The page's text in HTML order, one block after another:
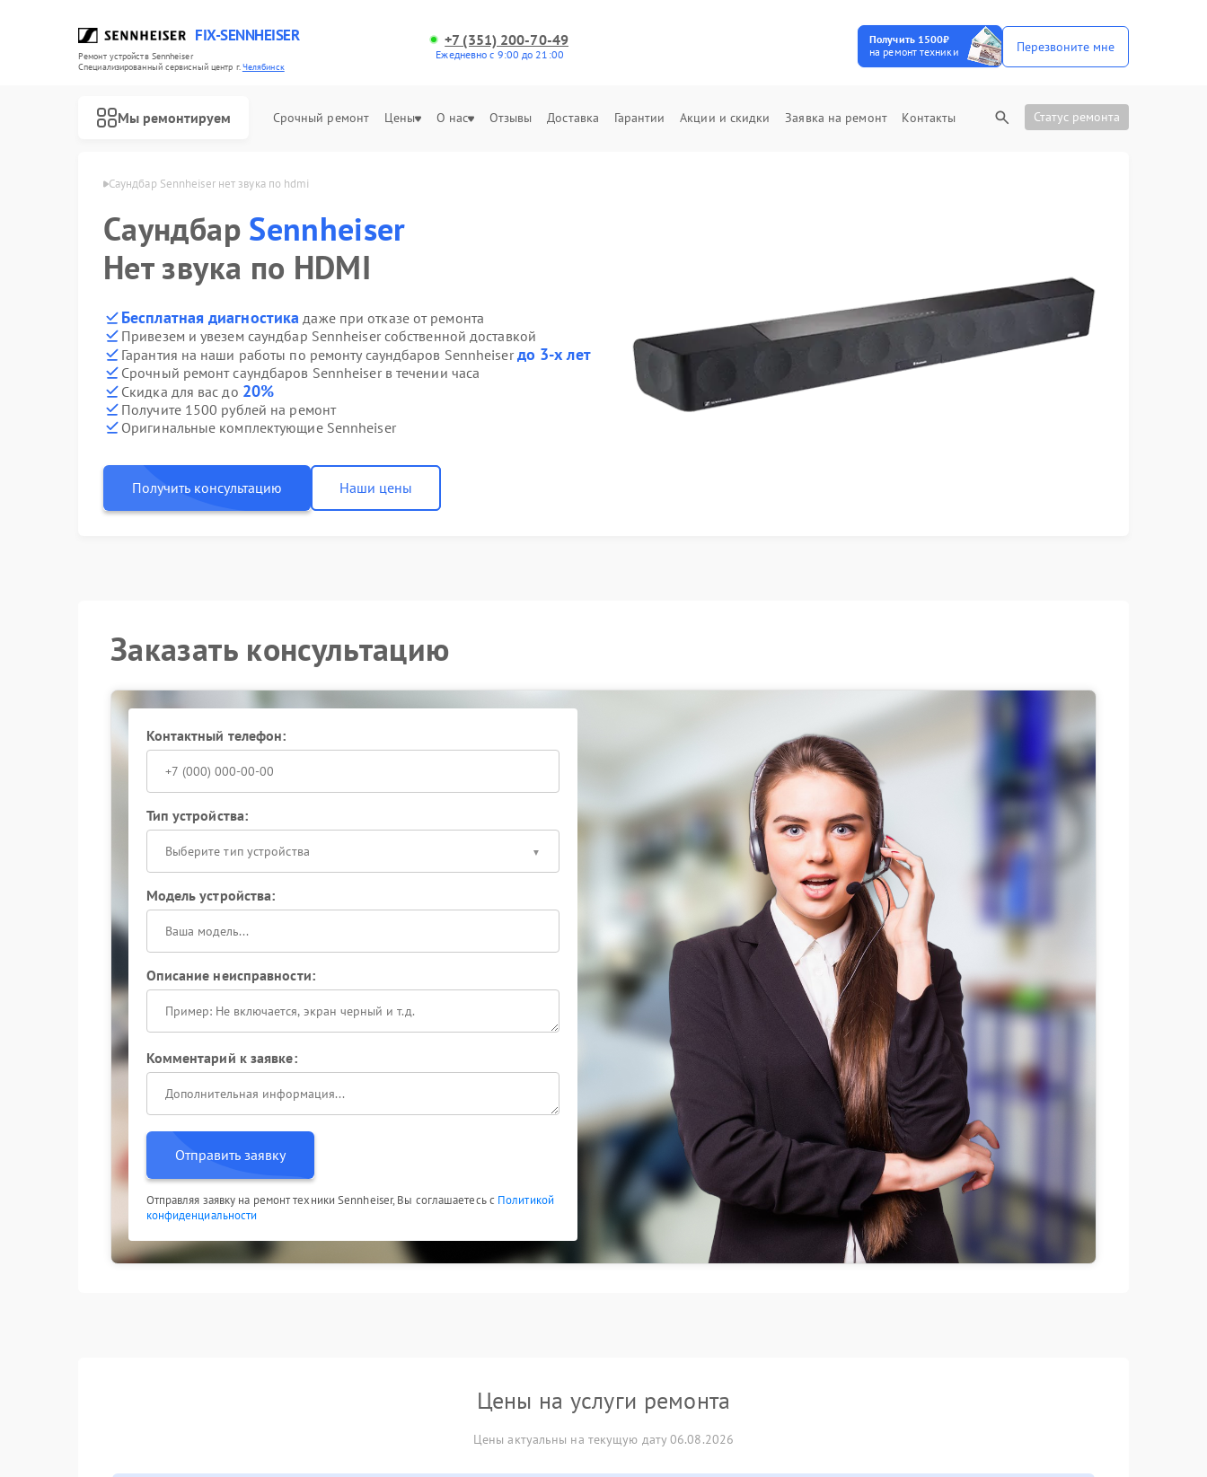
FIX-SENNHEISER
Ремонт устройств Sennheiser
Специализированный cервисный центр г.Челябинск
+7 (351) 200-70-49
Ежедневно с 9:00 до 21:00
Получить 1500₽
на ремонт техники
Перезвоните мне
Мы ремонтируем Срочный ремонт Цены О нас Отзывы Доставка Гарантии Акции и скидки Заявка на ремонт Контакты Статус ремонта
Саундбар Sennheiser нет звука по hdmi
Саундбар Sennheiser
Нет звука по HDMI
Бесплатная диагностика даже при отказе от ремонта
Привезем и увезем саундбар Sennheiser собственной доставкой
Гарантия на наши работы по ремонту саундбаров Sennheiserдо 3-х лет
Срочный ремонт саундбаров Sennheiser в течении часа
Скидка для вас до 20%
Получите 1500 рублей на ремонт
Оригинальные комплектующие Sennheiser
Получить консультацию Наши цены
Заказать консультацию
Контактный телефон:
Тип устройства:
Выберите тип устройства
Модель устройства:
Описание неисправности:
Комментарий к заявке:
Отправить заявку
Отправляя заявку на ремонт техники Sennheiser, Вы соглашаетесь с Политикой
конфиденциальности
Цены на услуги ремонта
Цены актуальны на текущую дату 06.08.2026